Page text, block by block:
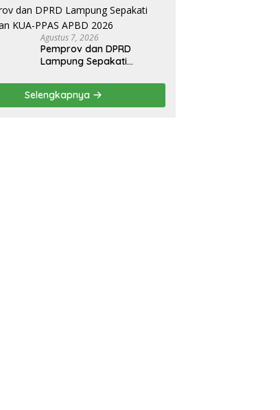
Dijadwalkan Terima
Penghargaan dari HKBP
Lampung
Agustus 7, 2026
Pemprov dan DPRD
Lampung Sepakati
APBD 2026
Selengkapnya